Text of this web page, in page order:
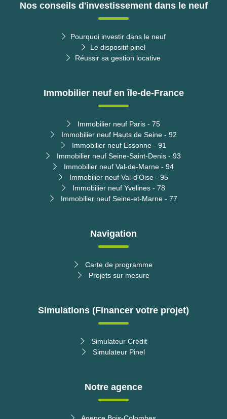
Nos conseils d'investissement dans le neuf
Pourquoi investir dans le neuf
Le dispositif pinel
Réussir sa gestion locative
Immobilier neuf en île-de-France
Immobilier neuf Paris - 75
Immobilier neuf Hauts de Seine - 92
Immobilier neuf Essonne - 91
Immobilier neuf Seine-Saint-Denis - 93
Immobilier neuf Val-de-Marne - 94
Immobilier neuf Val-d'Oise - 95
Immobilier neuf Yvelines - 78
Immobilier neuf Seine-et-Marne - 77
Navigation
Carte de programme
Projets sur mesure
Simulations (Financer votre projet)
Simulateur Crédit
Simulateur Pinel
Notre agence